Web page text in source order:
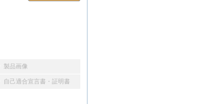
製品画像
自己適合宣言書・証明書